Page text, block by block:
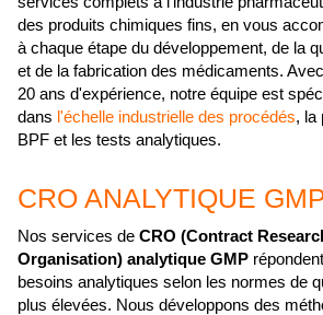
des produits chimiques fins, en vous
à chaque étape du développement, de la
et de la fabrication des médicaments.
20 ans d'expérience, notre équipe est
dans l'échelle industrielle des procédés, la
BPF et les tests analytiques.
CRO ANALYTIQUE
Nos services de CRO (Contract
Organisation) analytique GMP
besoins analytiques selon les normes de
plus élevées. Nous développons des